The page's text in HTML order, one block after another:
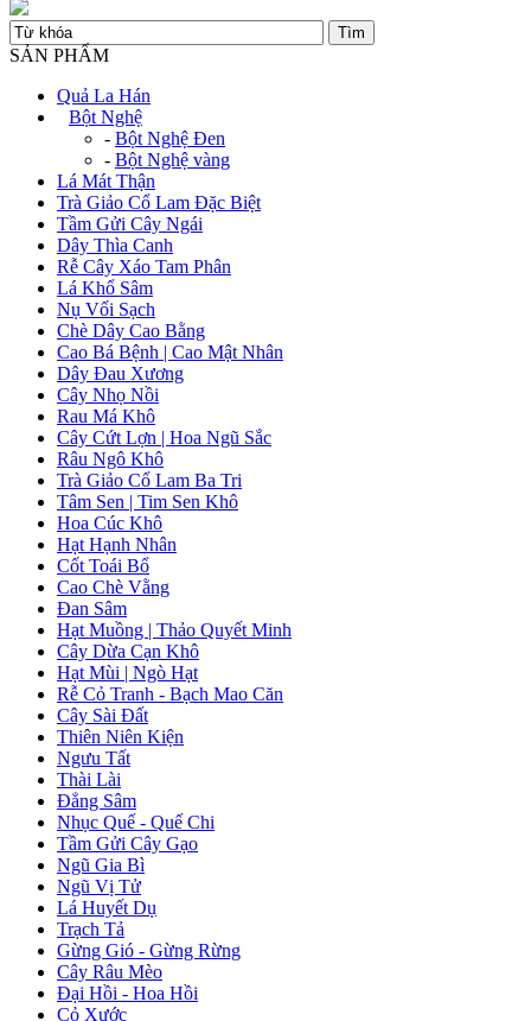
SẢN PHẨM
Quả La Hán
Bột Nghệ
- Bột Nghệ Đen
- Bột Nghệ vàng
Lá Mát Thận
Trà Giảo Cổ Lam Đặc Biệt
Tầm Gửi Cây Ngái
Dây Thìa Canh
Rễ Cây Xáo Tam Phân
Lá Khổ Sâm
Nụ Vối Sạch
Chè Dây Cao Bằng
Cao Bá Bệnh | Cao Mật Nhân
Dây Đau Xương
Cây Nhọ Nồi
Rau Má Khô
Cây Cứt Lợn | Hoa Ngũ Sắc
Râu Ngô Khô
Trà Giảo Cổ Lam Ba Tri
Tâm Sen | Tim Sen Khô
Hoa Cúc Khô
Hạt Hạnh Nhân
Cốt Toái Bổ
Cao Chè Vằng
Đan Sâm
Hạt Muồng | Thảo Quyết Minh
Cây Dừa Cạn Khô
Hạt Mùi | Ngò Hạt
Rễ Cỏ Tranh - Bạch Mao Căn
Cây Sài Đất
Thiên Niên Kiện
Ngưu Tất
Thài Lài
Đẳng Sâm
Nhục Quế - Quế Chi
Tầm Gửi Cây Gạo
Ngũ Gia Bì
Ngũ Vị Tử
Lá Huyết Dụ
Trạch Tả
Gừng Gió - Gừng Rừng
Cây Râu Mèo
Đại Hồi - Hoa Hồi
Cỏ Xước